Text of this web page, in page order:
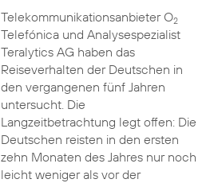
Telekommunikationsanbieter O2
Telefónica und Analysespezialist
Teralytics AG haben das
Reiseverhalten der Deutschen in
den vergangenen fünf Jahren
untersucht. Die
Langzeitbetrachtung legt offen: Die
Deutschen reisten in den ersten
zehn Monaten des Jahres nur noch
leicht weniger als vor der